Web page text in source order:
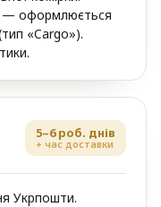
— оформлюється
«Cargo»).
5–6 роб. днів
+ час доставки
Укрпошти.